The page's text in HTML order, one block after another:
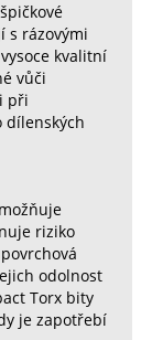
s rázovými
kvalitní
vůči
při
dílenských
riziko
odolnost
Torx bity
je zapotřebí